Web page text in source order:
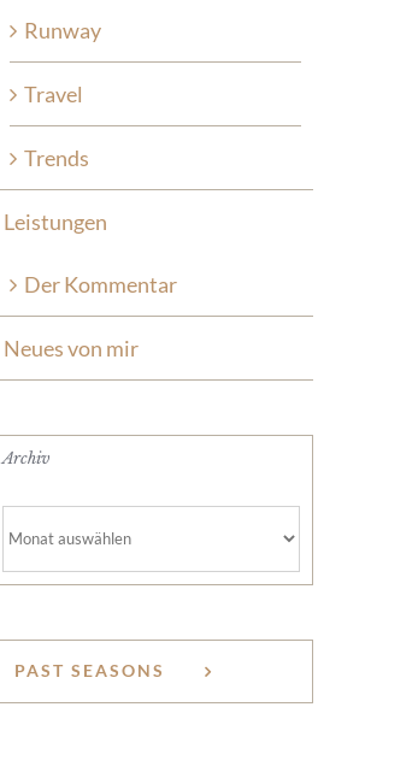
Runway
Travel
Trends
Leistungen
Der Kommentar
Neues von mir
Archiv
PAST SEASONS